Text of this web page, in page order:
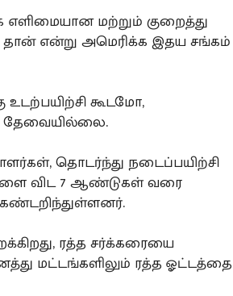
மற்றும் குறைத்து
தான் என்று அமெரிக்க இதய சங்கம்
கூடமோ,
தேவையில்லை.
தொடர்ந்து நடைப்பயிற்சி
விட 7 ஆண்டுகள் வரை
கண்டறிந்துள்ளனர்.
ரத்த சர்க்கரையை
மட்டங்களிலும் ரத்த ஓட்டத்தை